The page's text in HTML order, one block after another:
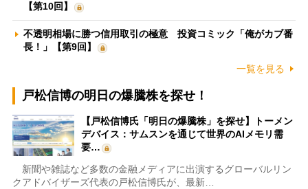
【第10回】
不透明相場に勝つ信用取引の極意 投資コミック「俺がカブ番
長！」【第9回】
一覧を見る
戸松信博の明日の爆騰株を探せ！
【戸松信博氏「明日の爆騰株」を探せ】トーメン
デバイス：サムスンを通じて世界のAIメモリ需
要…
新聞や雑誌など多数の金融メディアに出演するグローバルリン
クアドバイザーズ代表の戸松信博氏が、最新…